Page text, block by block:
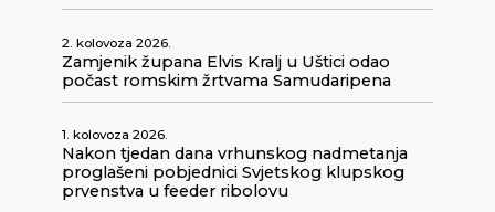
2. kolovoza 2026.
Zamjenik župana Elvis Kralj u Uštici odao
počast romskim žrtvama Samudaripena
1. kolovoza 2026.
Nakon tjedan dana vrhunskog nadmetanja
proglašeni pobjednici Svjetskog klupskog
prvenstva u feeder ribolovu